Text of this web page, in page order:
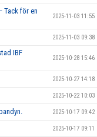
Tack för en
2025-11-03 11:55
2025-11-03 09:38
IBF
2025-10-28 15:46
2025-10-27 14:18
2025-10-22 10:03
2025-10-17 09:42
2025-10-17 09:11